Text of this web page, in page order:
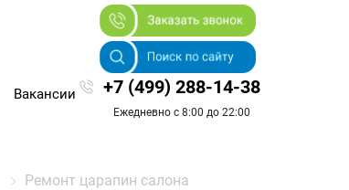
Вакансии +7 (499) 288-14-38
Ежедневно с 8:00 до 22:00
Ремонт царапин салона